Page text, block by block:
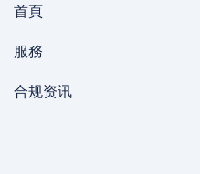
首頁
服務
合规资讯